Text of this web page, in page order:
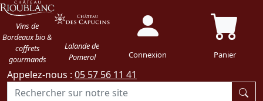
Vins de
Bordeaux bio &
coffrets
gourmands
Lalande de
Pomerol
Connexion Panier
Appelez-nous : 05 57 56 11 41